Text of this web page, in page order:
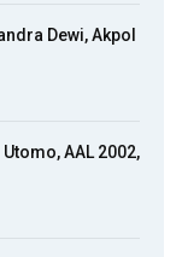
Dewi, Akpol
AAL 2002,